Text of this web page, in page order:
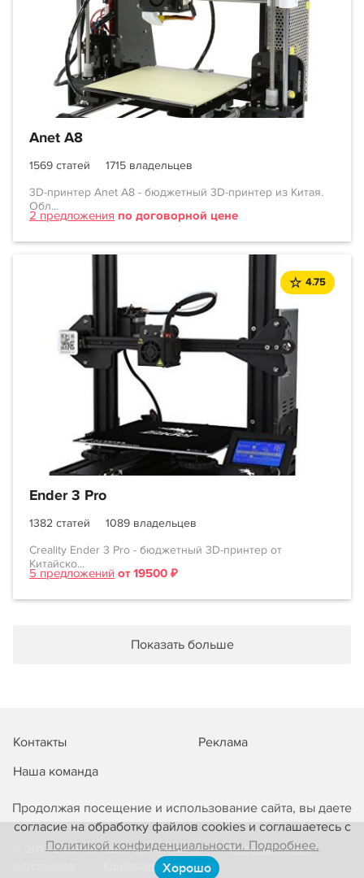
Продолжая посещение и использование сайта, вы даете
согласие на обработку файлов cookies и соглашаетесь с
Политикой конфиденциальности. Подробнее.
Хорошо
Anet A8
1569 статей
1715 владельцев
3D-принтер Anet A8 - бюджетный 3D-принтер из Китая.
Обл...
2 предложения по договорной цене
4.75
Ender 3 Pro
1382 статей
1089 владельцев
Creality Ender 3 Pro - бюджетный 3D-принтер от
Китайско...
5 предложений от 19500 ₽
Показать больше
Контакты
Реклама
Наша команда
© 2013-2026 3D-принтеры сегодня!
Использование
Конфиденциальность